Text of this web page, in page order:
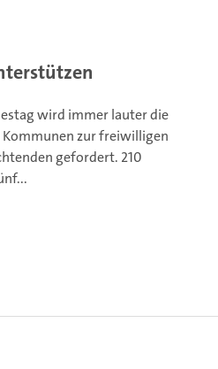
wird immer lauter die
zur freiwilligen
gefordert. 210